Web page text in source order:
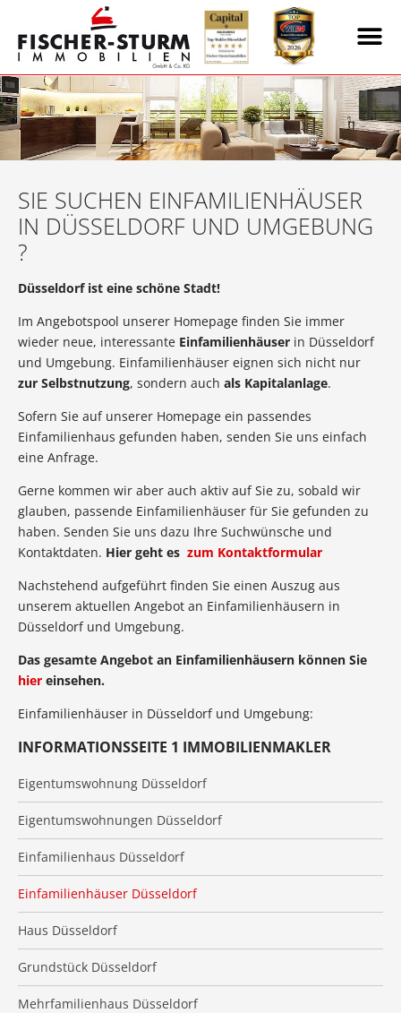
INFORMATIONSSEITE 1 IMMOBILIENMAKLER
Eigentumswohnung Düsseldorf
Eigentumswohnungen Düsseldorf
Einfamilienhaus Düsseldorf
Einfamilienhäuser Düsseldorf
Haus Düsseldorf
Grundstück Düsseldorf
Mehrfamilienhaus Düsseldorf
SIE SUCHEN EINFAMILIENHÄUSER
IN DÜSSELDORF UND UMGEBUNG
?
Düsseldorf ist eine schöne Stadt!
Im Angebotspool unserer Homepage finden Sie immer
wieder neue, interessante Einfamilienhäuser in Düsseldorf
und Umgebung. Einfamilienhäuser eignen sich nicht nur
zur Selbstnutzung, sondern auch als Kapitalanlage.
Sofern Sie auf unserer Homepage ein passendes
Einfamilienhaus gefunden haben, senden Sie uns einfach
eine Anfrage.
Gerne kommen wir aber auch aktiv auf Sie zu, sobald wir
glauben, passende Einfamilienhäuser für Sie gefunden zu
haben. Senden Sie uns dazu Ihre Suchwünsche und
Kontaktdaten. Hier geht es zum Kontaktformular
Nachstehend aufgeführt finden Sie einen Auszug aus
unserem aktuellen Angebot an Einfamilienhäusern in
Düsseldorf und Umgebung.
Das gesamte Angebot an Einfamilienhäusern können Sie
hier einsehen.
Einfamilienhäuser in Düsseldorf und Umgebung: